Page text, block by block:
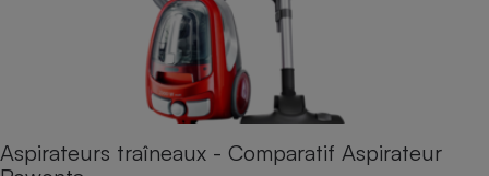
Aspirateurs traîneaux - Comparatif Aspirateur